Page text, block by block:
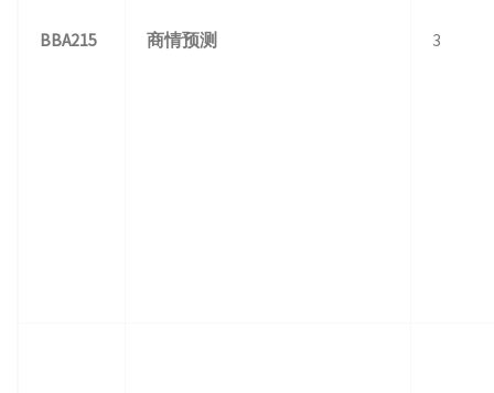
BBA215 商情预测 3